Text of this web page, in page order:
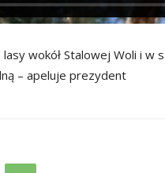
wokół Stalowej Woli i w
– apeluje prezydent